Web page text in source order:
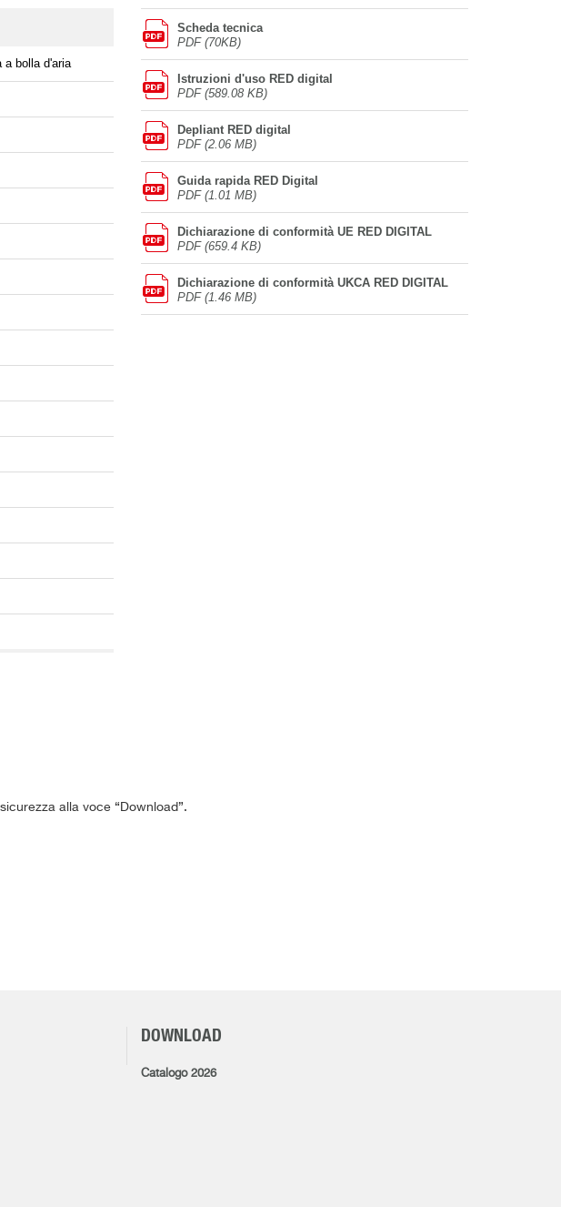
a bolla d'aria
Scheda tecnica
PDF (70KB)
Istruzioni d'uso RED digital
PDF (589.08 KB)
Depliant RED digital
PDF (2.06 MB)
Guida rapida RED Digital
PDF (1.01 MB)
Dichiarazione di conformità UE RED DIGITAL
PDF (659.4 KB)
Dichiarazione di conformità UKCA RED DIGITAL
PDF (1.46 MB)
alla voce “Download”.
DOWNLOAD
Catalogo 2026